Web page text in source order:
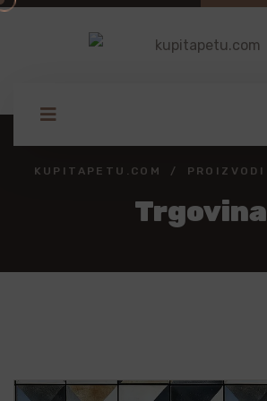
KUPITAPETU.COM PROIZVODI
Trgovina